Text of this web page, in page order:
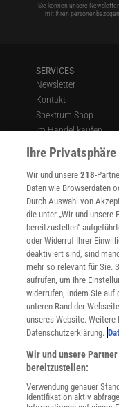
Sie können unsere
mit Ihren
SERVICES
Newsletter
Kontakt
Spektrum Shop
Im Handel kaufen
Presse
Verträge kündigen
Widerruf
INFO
Mediadaten
Datenschutz
Cookie-Einstellungen
Utiq verwalten
Nutzungsbasierte
Alle Artikel
Impressum
Angebote für Schulen
Angebote für
Sprachen lernen mit
Lexika
Ihre
Wir und unsere218-
Daten wie Browserdaten
Durch Auswahl von
die unter „Wir und unsere
bereitzustellen“
oder Widerruf Ihrer
deaktiviert sind, sind
mehr so relevant für Sie.
aufrufen, um Ihre
widerrufen, indem Sie auf
unteren Rand der
unseres Website.
Datenschutzerklärung.
Wir und unsere
bereitzustellen:
Verwendung genauer
Identifikation aktiv